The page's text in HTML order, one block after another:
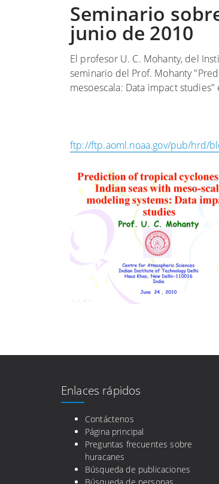
Seminario
junio de 2010
El profesor U. C. Mohanty, del
seminario del Prof. Mohanty
mesoescala: Data impact
ftp://ftp.aoml.noaa.gov/pub/hrd/
Enlaces rápidos
Contáctenos
Página principal
Preguntas frecuentes sobre
huracanes
Búsqueda de publicaciones